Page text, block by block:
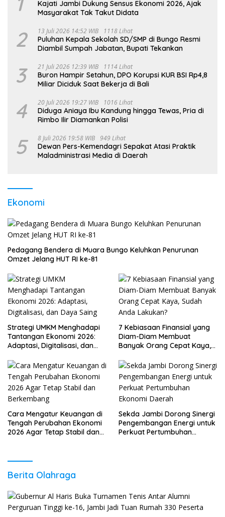
Kajati Jambi Dukung Sensus Ekonomi 2026, Ajak
Masyarakat Tak Takut Didata
2 13 Juli 2026 14:52 WIB 1118 Lihat
Puluhan Kepala Sekolah SD/SMP di Bungo Resmi
Diambil Sumpah Jabatan, Bupati Tekankan
3 21 Juli 2026 12:39 WIB 1114 Lihat
Buron Hampir Setahun, DPO Korupsi KUR BSI Rp4,8
Miliar Diciduk Saat Bekerja di Bali
4 20 Juli 2026 19:27 WIB 1016 Lihat
Diduga Aniaya Ibu Kandung hingga Tewas, Pria di
Rimbo Ilir Diamankan Polisi
5 8 Juli 2026 19:58 WIB 949 Lihat
Dewan Pers-Kemendagri Sepakat Atasi Praktik
Maladministrasi Media di Daerah
Ekonomi
Pedagang Bendera di Muara Bungo Keluhkan Penurunan
Omzet Jelang HUT RI ke-81
Strategi UMKM Menghadapi
Tantangan Ekonomi 2026:
Adaptasi, Digitalisasi, dan
7 Kebiasaan Finansial yang
Diam-Diam Membuat
Banyak Orang Cepat Kaya,
Cara Mengatur Keuangan di
Tengah Perubahan Ekonomi
2026 Agar Tetap Stabil dan
Sekda Jambi Dorong Sinergi
Pengembangan Energi untuk
Perkuat Pertumbuhan
Berita Olahraga